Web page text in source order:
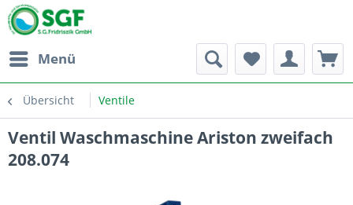
Menü
Übersicht Ventile
Ventil Waschmaschine Ariston zweifach
208.074